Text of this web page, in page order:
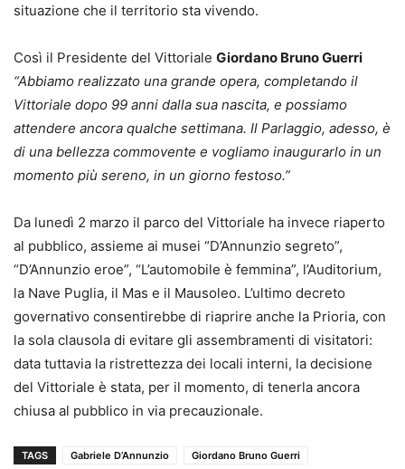
situazione che il territorio sta vivendo.
Così il Presidente del Vittoriale Giordano Bruno Guerri
“Abbiamo realizzato una grande opera, completando il
Vittoriale dopo 99 anni dalla sua nascita, e possiamo
attendere ancora qualche settimana. Il Parlaggio, adesso, è
di una bellezza commovente e vogliamo inaugurarlo in un
momento più sereno, in un giorno festoso.”
Da lunedì 2 marzo il parco del Vittoriale ha invece riaperto
al pubblico, assieme ai musei “D’Annunzio segreto”,
“D’Annunzio eroe”, “L’automobile è femmina”, l’Auditorium,
la Nave Puglia, il Mas e il Mausoleo. L’ultimo decreto
governativo consentirebbe di riaprire anche la Prioria, con
la sola clausola di evitare gli assembramenti di visitatori:
data tuttavia la ristrettezza dei locali interni, la decisione
del Vittoriale è stata, per il momento, di tenerla ancora
chiusa al pubblico in via precauzionale.
TAGS Gabriele D’Annunzio
Giordano Bruno Guerri